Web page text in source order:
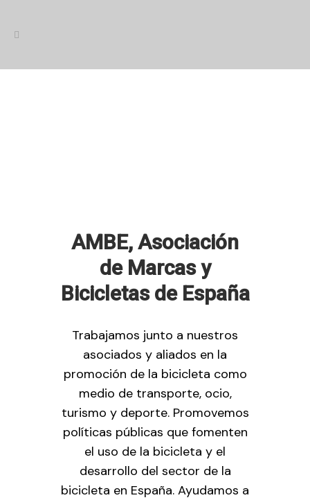
AMBE, Asociación
de Marcas y
Bicicletas de España
Trabajamos junto a nuestros
asociados y aliados en la
promoción de la bicicleta como
medio de transporte, ocio,
turismo y deporte. Promovemos
políticas públicas que fomenten
el uso de la bicicleta y el
desarrollo del sector de la
bicicleta en España. Ayudamos a